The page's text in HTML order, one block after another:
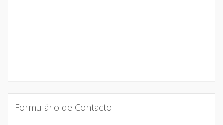
Formulário de Contacto